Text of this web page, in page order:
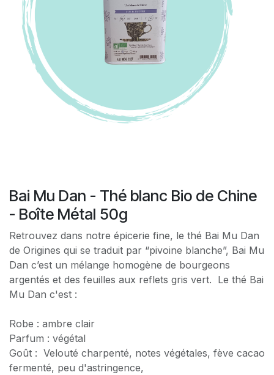
Bai Mu Dan - Thé blanc Bio de Chine
- Boîte Métal 50g
Retrouvez dans notre épicerie fine, le thé Bai Mu Dan
de Origines qui se traduit par “pivoine blanche”, Bai Mu
Dan c’est un mélange homogène de bourgeons
argentés et des feuilles aux reflets gris vert. Le thé Bai
Mu Dan c'est :
Robe : ambre clair
Parfum : végétal
Goût : Velouté charpenté, notes végétales, fève cacao
fermenté, peu d'astringence,